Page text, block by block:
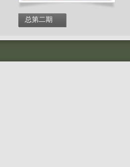
总第二期